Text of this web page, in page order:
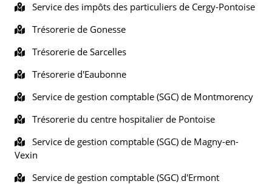
Service des impôts des particuliers de Cergy-Pontoise
Trésorerie de Gonesse
Trésorerie de Sarcelles
Trésorerie d'Eaubonne
Service de gestion comptable (SGC) de Montmorency
Trésorerie du centre hospitalier de Pontoise
Service de gestion comptable (SGC) de Magny-en-
Vexin
Service de gestion comptable (SGC) d'Ermont